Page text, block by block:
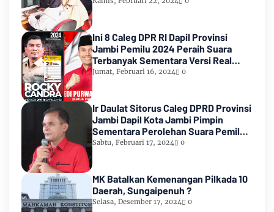
Ini 8 Caleg DPR RI Dapil Provinsi
Jambi Pemilu 2024 Peraih Suara
Terbanyak Sementara Versi Real
Count KPU RI
Jumat, Februari 16, 2024 0
Ir Daulat Sitorus Caleg DPRD Provinsi
Jambi Dapil Kota Jambi Pimpin
Sementara Perolehan Suara Pemilu
2024
Sabtu, Februari 17, 2024 0
MK Batalkan Kemenangan Pilkada 10
Daerah, Sungaipenuh ?
Selasa, Desember 17, 2024 0